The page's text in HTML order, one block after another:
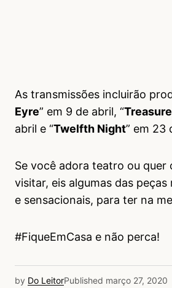
As transmissões incluirão
Eyre” em 9 de abril, “
abril e “Twelfth Night” em 23
Se você adora teatro ou quer
visitar, eis algumas das
e sensacionais, para ter na
#FiqueEmCasa e não perca!
by Do LeitorPublished março 27, 2020